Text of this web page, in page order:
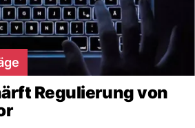
Regulierung von